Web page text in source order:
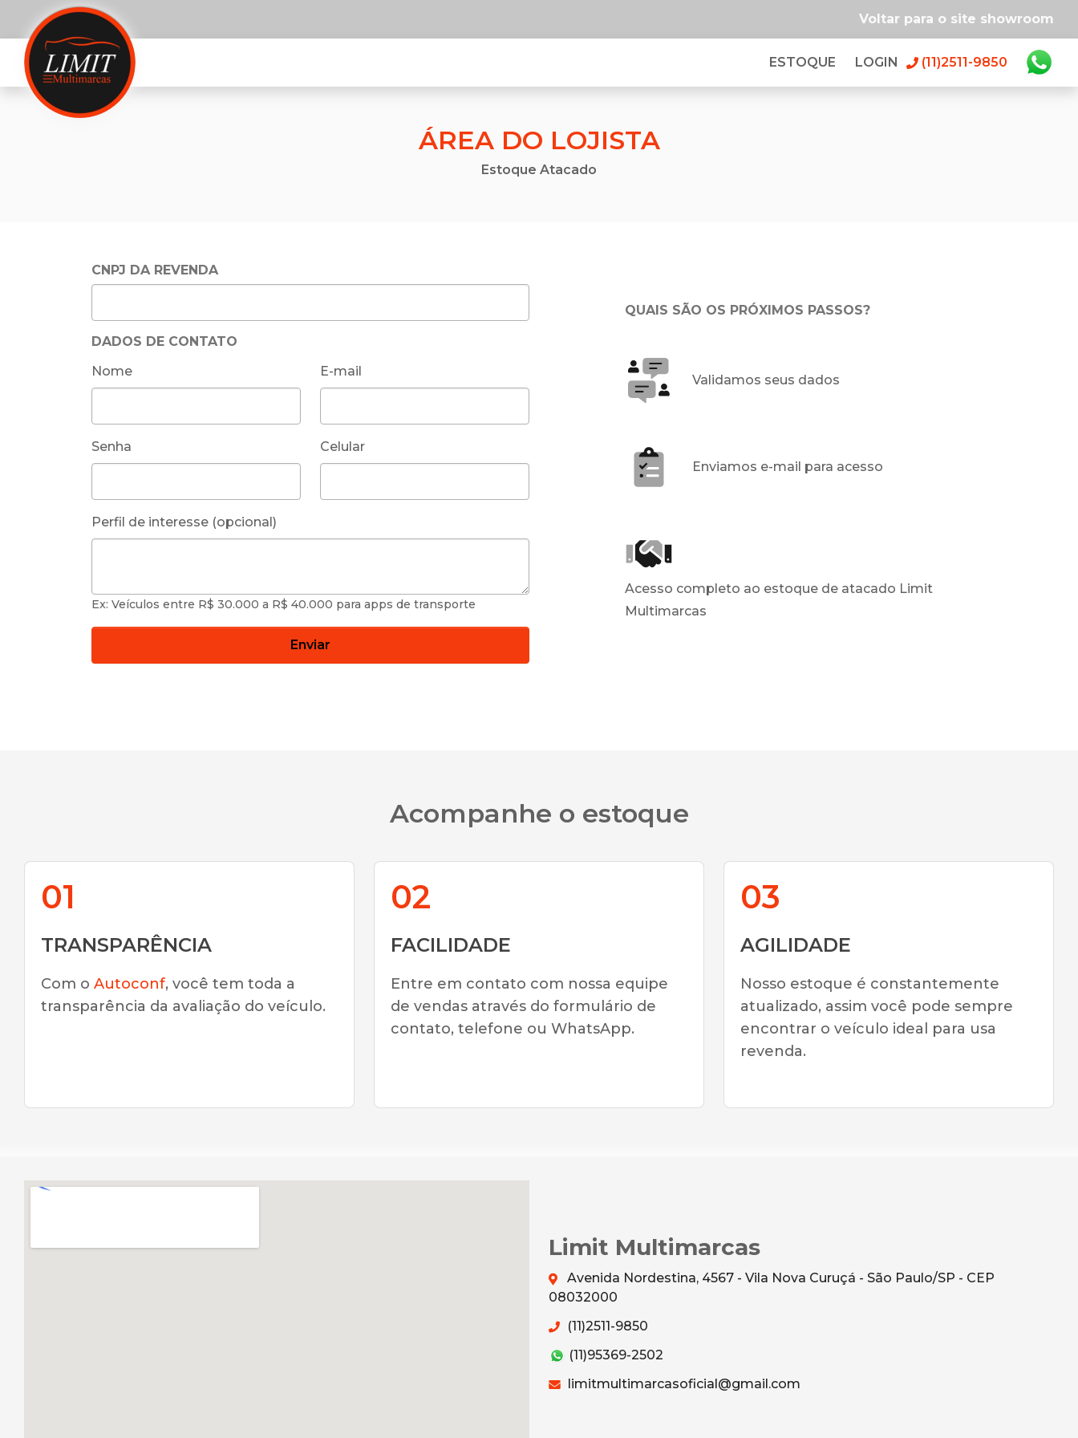
Voltar para o site showroom
ESTOQUE LOGIN (11)2511-9850
ÁREA DO LOJISTA
Estoque Atacado
CNPJ DA REVENDA
DADOS DE CONTATO
Nome
E-mail
Senha Celular
Perfil de interesse (opcional)
Ex: Veículos entre R$ 30.000 a R$ 40.000 para apps de transporte
Enviar
QUAIS SÃO OS PRÓXIMOS PASSOS?
Validamos seus dados
Enviamos e-mail para acesso
Acesso completo ao estoque de atacado Limit
Multimarcas
Acompanhe o estoque
01
TRANSPARÊNCIA
Com o Autoconf, você tem toda a
transparência da avaliação do veículo.
02
FACILIDADE
Entre em contato com nossa equipe
de vendas através do formulário de
contato, telefone ou WhatsApp.
03
AGILIDADE
Nosso estoque é constantemente
atualizado, assim você pode sempre
encontrar o veículo ideal para usa
revenda.
Limit Multimarcas
Avenida Nordestina, 4567 - Vila Nova Curuçá - São Paulo/SP - CEP
08032000
(11)2511-9850
(11)95369-2502
limitmultimarcasoficial@gmail.com